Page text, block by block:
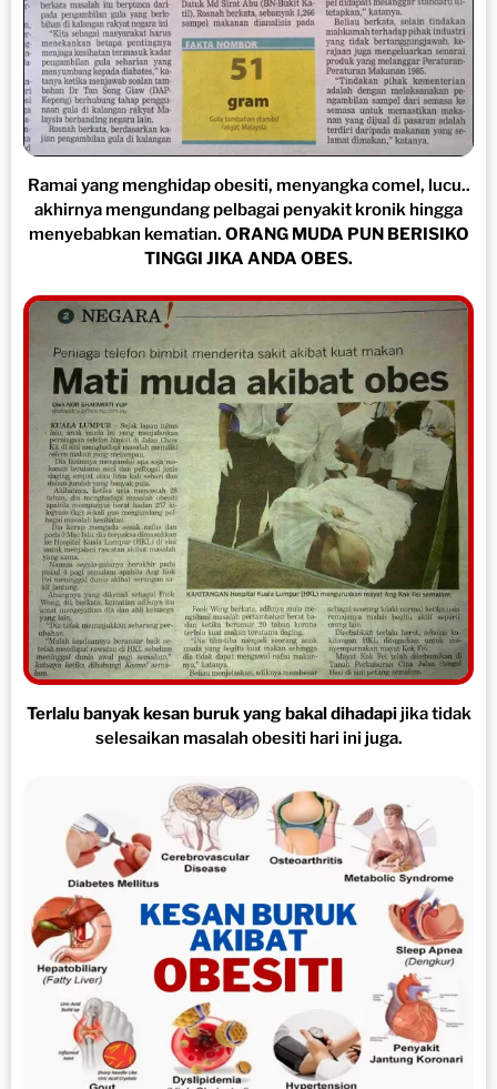
Ramai yang menghidap obesiti, menyangka comel, lucu..
akhirnya mengundang pelbagai penyakit kronik hingga
menyebabkan kematian. ORANG MUDA PUN BERISIKO
TINGGI JIKA ANDA OBES.
Terlalu banyak kesan buruk yang bakal dihadapijika tidak
selesaikan masalah obesiti hari ini juga.